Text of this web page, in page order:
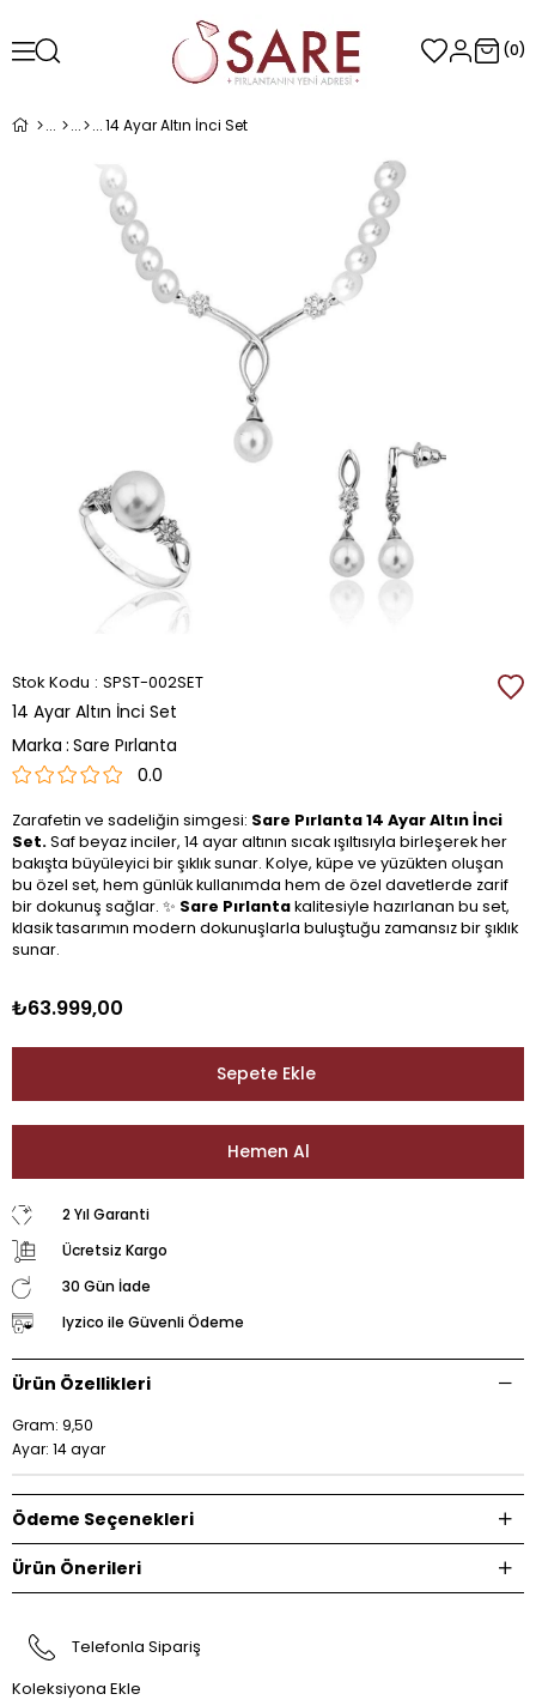
0
14 Ayar Altın İnci Set
Stok Kodu SPST-002SET
14 Ayar Altın İnci Set
Marka : Sare Pırlanta
0.0
Zarafetin ve sadeliğin simgesi: Sare Pırlanta 14 Ayar Altın İnci
Set.Saf beyaz inciler, 14 ayar altının sıcak ışıltısıyla birleşerek her
bakışta büyüleyici bir şıklık sunar. Kolye, küpe ve yüzükten oluşan
bu özel set, hem günlük kullanımda hem de özel davetlerde zarif
bir dokunuş sağlar. ✨ Sare Pırlantakalitesiyle hazırlanan bu set,
klasik tasarımın modern dokunuşlarla buluştuğu zamansız bir şıklık
sunar.
₺63.999,00
2 Yıl Garanti
Ücretsiz Kargo
30 Gün İade
Iyzico ile Güvenli Ödeme
Ürün Özellikleri
Gram: 9,50
Ayar: 14 ayar
Ödeme Seçenekleri
Ürün Önerileri
Telefonla Sipariş
Koleksiyona Ekle